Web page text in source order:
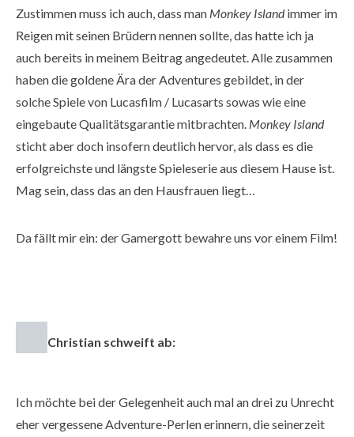
Zustimmen muss ich auch, dass man Monkey Islandimmer im
Reigen mit seinen Brüdern nennen sollte, das hatte ich ja
auch bereits in meinem Beitrag angedeutet. Alle zusammen
haben die goldene Ära der Adventures gebildet, in der
solche Spiele von Lucasfilm / Lucasarts sowas wie eine
eingebaute Qualitätsgarantie mitbrachten. Monkey Island
sticht aber doch insofern deutlich hervor, als dass es die
erfolgreichste und längste Spieleserie aus diesem Hause ist.
Mag sein, dass das an den Hausfrauen liegt…
Da fällt mir ein: der Gamergott bewahre uns vor einem Film!
Christian schweift ab:
Ich möchte bei der Gelegenheit auch mal an drei zu Unrecht
eher vergessene Adventure-Perlen erinnern, die seinerzeit